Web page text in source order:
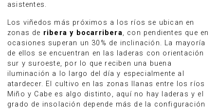
asistentes.
Los viñedos más próximos a los ríos se ubican en
zonas de ribera y bocarribera, con pendientes que en
ocasiones superan un 30% de inclinación. La mayoría
de ellos se encuentran en las laderas con orientación
sur y suroeste, por lo que reciben una buena
iluminación a lo largo del día y especialmente al
atardecer. El cultivo en las zonas llanas entre los ríos
Miño y Cabe es algo distinto, aquí no hay laderas y el
grado de insolación depende más de la configuración